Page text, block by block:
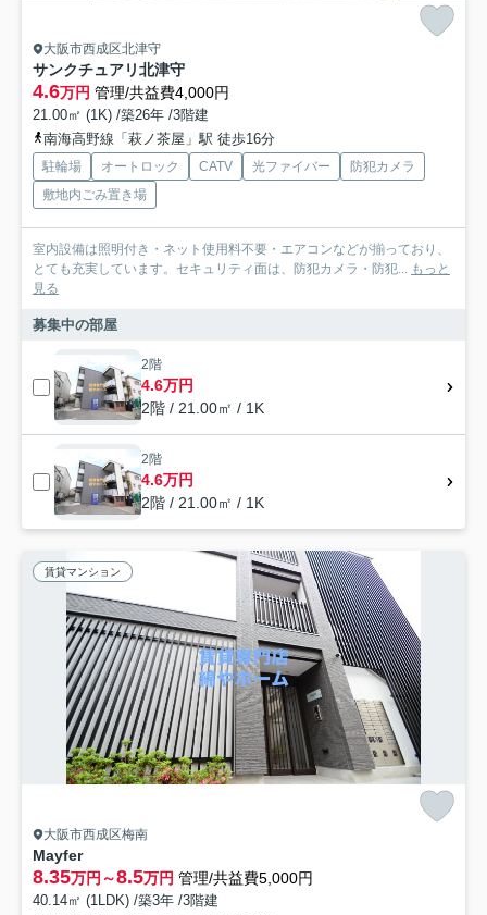
大阪市西成区北津守
サンクチュアリ北津守
4.6万円 管理/共益費4,000円
21.00㎡ (1K) /築26年 /3階建
南海高野線「萩ノ茶屋」駅 徒歩16分
駐輪場 オートロック CATV 光ファイバー
防犯カメラ
敷地内ごみ置き場
室内設備は照明付き・ネット使用料不要・エアコンなどが揃っており、
とても充実しています。セキュリティ面は、防犯カメラ・防犯... もっと
見る
募集中の部屋
2階
4.6万円
2階 / 21.00㎡ / 1K
2階
4.6万円
2階 / 21.00㎡ / 1K
賃貸マンション
大阪市西成区梅南
Mayfer
8.35万円～8.5万円 管理/共益費5,000円
40.14㎡ (1LDK) /築3年 /3階建